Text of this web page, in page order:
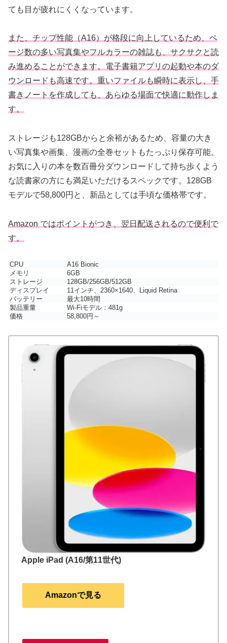
ても目が疲れにくくなっています。
また、チップ性能（A16）が格段に向上しているため、ペ
ージ数の多い写真集やフルカラーの雑誌も、サクサクと読
み進めることができます。電子書籍アプリの起動や本のダ
ウンロードも高速です。重いファイルも瞬時に表示し、手
書きノートを作成しても、あらゆる場面で快適に動作しま
す。
ストレージも128GBからと余裕があるため、容量の大き
い写真集や画集、漫画の全巻セットもたっぷり保存可能。
お気に入りの本を数百冊分ダウンロードして持ち歩くよう
な読書家の方にも満足いただけるスペックです。128GB
モデルで58,800円と、新品としては手頃な価格帯です。
Amazon ではポイントがつき、翌日配送されるので便利で
す。
CPU
A16 Bionic
メモリ
6GB
ストレージ
128GB/256GB/512GB
ディスプレイ
11インチ、2360×1640、Liquid Retina
バッテリー
最大10時間
製品重量
Wi-Fiモデル：481g
価格
58,800円～
Apple iPad (A16/第11世代)
Amazonで見る